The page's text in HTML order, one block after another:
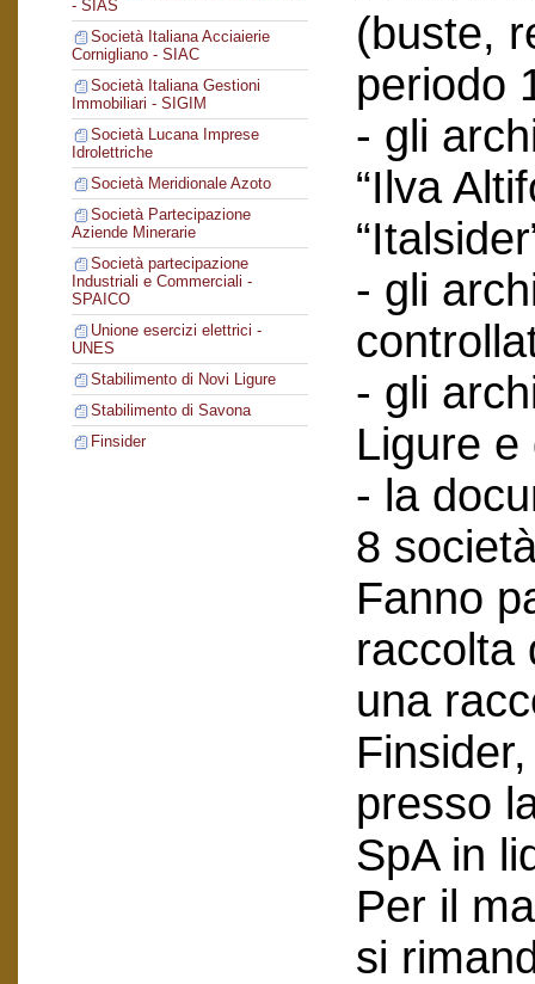
- SIAS
Società Italiana Acciaierie
Cornigliano - SIAC
Società Italiana Gestioni
Immobiliari - SIGIM
Società Lucana Imprese
Idrolettriche
Società Meridionale Azoto
Società Partecipazione
Aziende Minerarie
Società partecipazione
Industriali e Commerciali -
SPAICO
Unione esercizi elettrici -
UNES
Stabilimento di Novi Ligure
Stabilimento di Savona
Finsider
(buste,
periodo
- gli
“Ilva
- gli
- gli
Ligure e
- la
8
Fanno
raccolta
una
presso
SpA in
Per il
si